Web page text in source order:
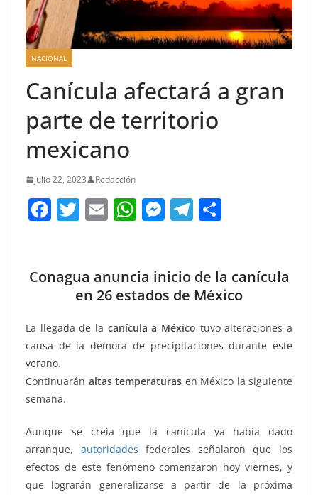
NACIONAL
Canícula afectará a gran
parte de territorio
mexicano
julio 22, 2023 Redacción
F
e
o
o
k
T
er
E
l
W
s
A
p
p
M
e
n
g
er
T
gr
a
m
p
ar
tir
Conagua anuncia inicio de la canícula
en 26 estados de México
La llegada de la canícula a México tuvo alteraciones a
causa de la demora de precipitaciones durante este
verano.
Continuarán altas temperaturas en México la siguiente
semana.
Aunque se creía que la canícula ya había dado
arranque, autoridades federales señalaron que los
efectos de este fenómeno comenzaron hoy viernes, y
que lograrán generalizarse a partir de la próxima